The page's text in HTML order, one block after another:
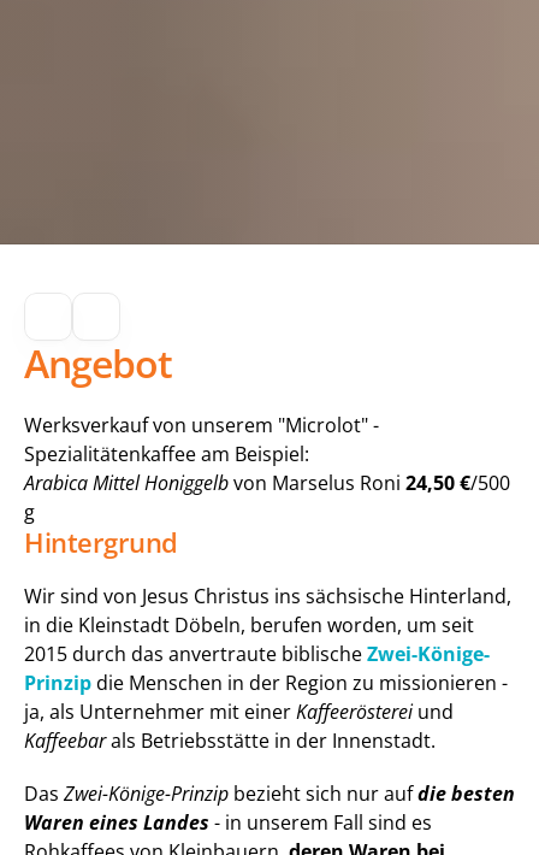
Angebot
Werksverkauf von unserem "Microlot" -
Spezialitätenkaffee am Beispiel:
Arabica Mittel Honiggelb von Marselus Roni 24,50 €/500
g
Hintergrund
Wir sind von Jesus Christus ins sächsische Hinterland,
in die Kleinstadt Döbeln, berufen worden, um seit
2015 durch das anvertraute biblische Zwei-Könige-
Prinzip die Menschen in der Region zu missionieren -
ja, als Unternehmer mit einer Kaffeerösterei
Kaffeebar als Betriebsstätte in der Innenstadt.
Das Zwei-Könige-Prinzip bezieht sich nur auf die besten
Waren eines Landes - in unserem Fall sind es